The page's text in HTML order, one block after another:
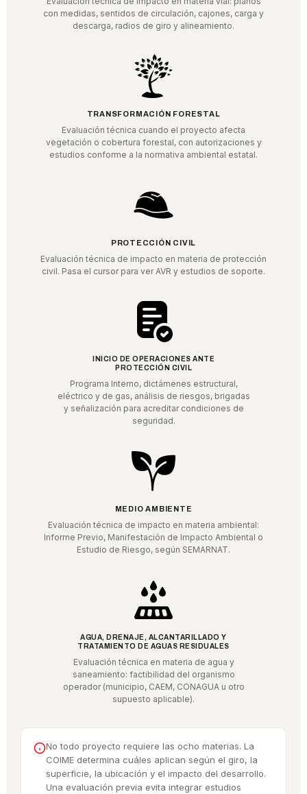
con medidas, sentidos de circulación, cajones, carga y
descarga, radios de giro y alineamiento.
TRANSFORMACIÓN FORESTAL
Evaluación técnica cuando el proyecto afecta
vegetación o cobertura forestal, con autorizaciones y
estudios conforme a la normativa ambiental estatal.
PROTECCIÓN CIVIL
Evaluación técnica de impacto en materia de protección
civil. Pasa el cursor para ver AVR y estudios de soporte.
INICIO DE OPERACIONES ANTE
PROTECCIÓN CIVIL
Programa Interno, dictámenes estructural,
eléctrico y de gas, análisis de riesgos, brigadas
y señalización para acreditar condiciones de
seguridad.
MEDIO AMBIENTE
Evaluación técnica de impacto en materia ambiental:
Informe Previo, Manifestación de Impacto Ambiental o
Estudio de Riesgo, según SEMARNAT.
AGUA, DRENAJE, ALCANTARILLADO Y
TRATAMIENTO DE AGUAS RESIDUALES
Evaluación técnica en materia de agua y
saneamiento: factibilidad del organismo
operador (municipio, CAEM, CONAGUA u otro
supuesto aplicable).
No todo proyecto requiere las ocho materias. La
COIME determina cuáles aplican según el giro, la
superficie, la ubicación y el impacto del desarrollo.
Una evaluación previa evita integrar estudios